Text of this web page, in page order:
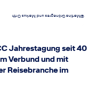
©
Martina Grönegres und Markus Orth
Jahrestagung seit 40
Verbund und mit
Reisebranche im